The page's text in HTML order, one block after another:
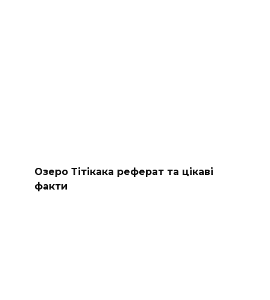
Озеро Тітікака реферат та цікаві
факти